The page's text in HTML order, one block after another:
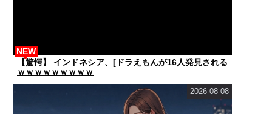
【驚愕】 インドネシア、[ドラえもんが16人発見される
ｗｗｗｗｗｗｗｗｗ
NEW
2026-08-08